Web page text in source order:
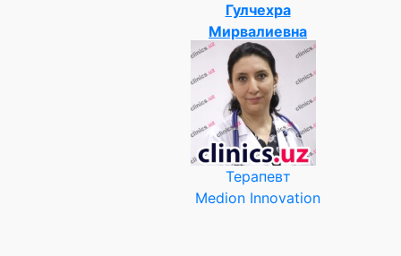
Гулчехра
Мирвалиевна
Терапевт
Medion Innovation